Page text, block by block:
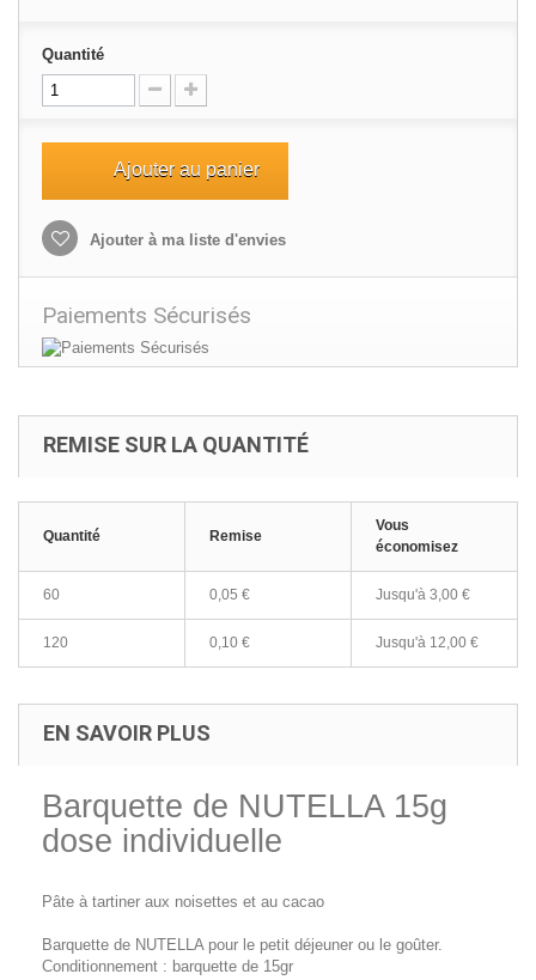
Quantité
Ajouter au panier
Ajouter à ma liste d'envies
Paiements Sécurisés
REMISE SUR LA QUANTITÉ
Quantité Remise
Vous
économisez
60 0,05 € Jusqu'à 3,00 €
120 0,10 € Jusqu'à 12,00 €
EN SAVOIR PLUS
Barquette de NUTELLA 15g
dose individuelle
Pâte à tartiner aux noisettes et au cacao
Barquette de NUTELLA pour le petit déjeuner ou le goûter.
Conditionnement : barquette de 15gr